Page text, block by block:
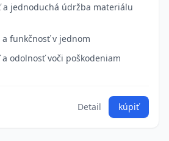
a jednoduchá údržba materiálu
a funkčnosť v jednom
odolnosť voči poškodeniam
Detail kúpiť